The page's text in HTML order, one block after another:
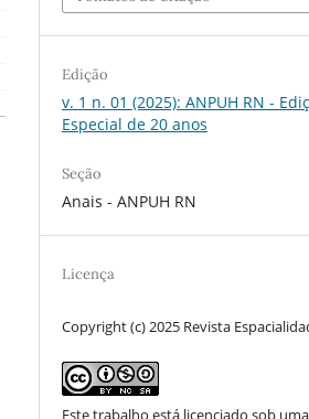
Edição
v. 1 n. 01 (2025): ANPUH RN -
Especial de 20 anos
Seção
Anais - ANPUH RN
Licença
Copyright (c) 2025 Revista
Este trabalho está licenciado sob uma